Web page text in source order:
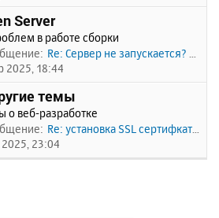
Server
в работе сборки
Re: Сервер не запускается? Пи…
2025, 18:44
темы
о веб-разработке
Re: установка SSL сертифката
2025, 23:04